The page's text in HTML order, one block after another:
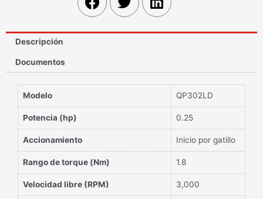
Descripción
Documentos
Modelo QP302LD
Potencia (hp) 0.25
Accionamiento Inicio por gatillo
Rango de torque (Nm) 1.8
Velocidad libre (RPM) 3,000